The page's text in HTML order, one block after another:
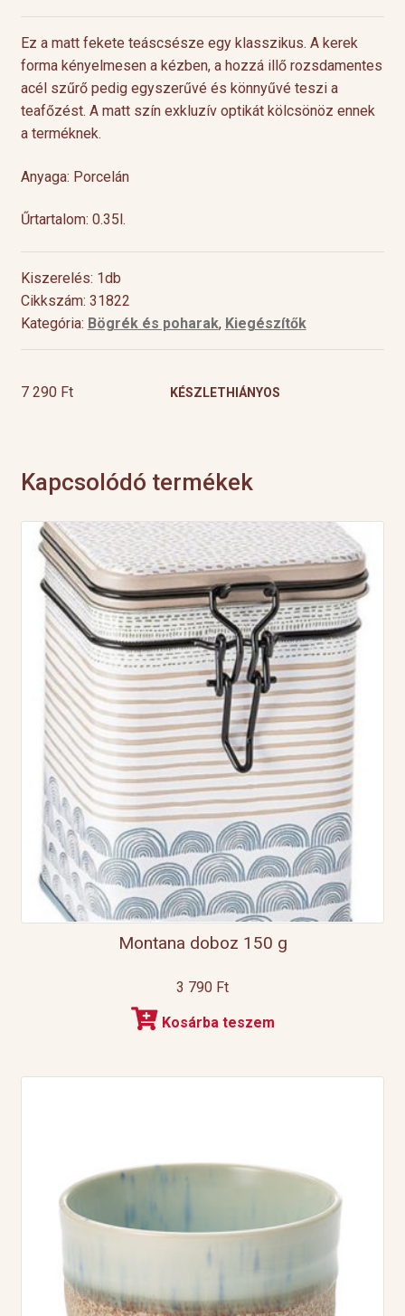
Ez a matt fekete teáscsésze egy klasszikus. A kerek
forma kényelmesen a kézben, a hozzá illő rozsdamentes
acél szűrő pedig egyszerűvé és könnyűvé teszi a
teafőzést. A matt szín exkluzív optikát kölcsönöz ennek
a terméknek.
Anyaga: Porcelán
Űrtartalom: 0.35l.
Kiszerelés: 1db
Cikkszám: 31822
Kategória: Bögrék és poharak, Kiegészítők
7 290 Ft KÉSZLETHIÁNYOS
Kapcsolódó termékek
Montana doboz 150 g
3 790 Ft
Kosárba teszem